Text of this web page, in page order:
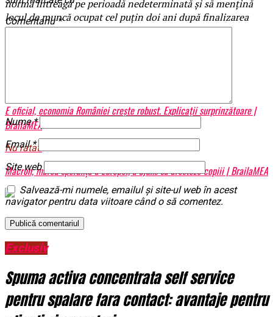
normă întreagă pe perioadă nedeterminată și să mențină
locul de muncă ocupat cel puțin doi ani după finalizarea
implementării proiectului.
E oficial, economia României crește robust. Explicații surprinzătoare |
BrailaMEA
Nu ratati
Macron, marea speranță a Europei, a ajuns să aresteze copiii | BrailaMEA
Comentariu*
Nume*
Email*
Site web
Salvează-mi numele, emailul și site-ul web în acest
navigator pentru data viitoare când o să comentez.
Exclusiv
Spuma activa concentrata self service
pentru spalare fara contact: avantaje pentru